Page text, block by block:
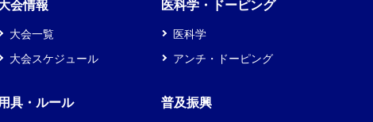
会情報
大会一覧
大会スケジュール
具・ルール
医科学・ドーピング
医科学
アンチ・ドーピング
普及振興